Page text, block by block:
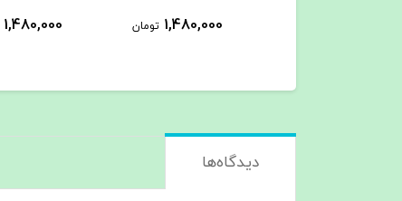
1,480,000 تومان 1,480,000
دیدگاه‌ها